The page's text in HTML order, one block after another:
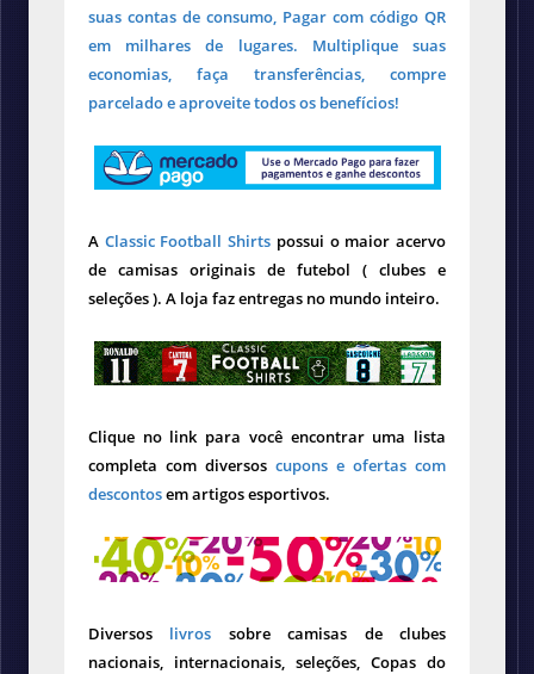
suas contas de consumo, Pagar com código QR
em milhares de lugares. Multiplique suas
economias, faça transferências, compre
parcelado e aproveite todos os benefícios!
A Classic Football Shirts possui o maior acervo
de camisas originais de futebol ( clubes e
seleções ). A loja faz entregas no mundo inteiro.
Clique no link para você encontrar uma lista
completa com diversos cupons e ofertas com
descontosem artigos esportivos.
Diversos livros sobre camisas de clubes
nacionais, internacionais, seleções, Copas do